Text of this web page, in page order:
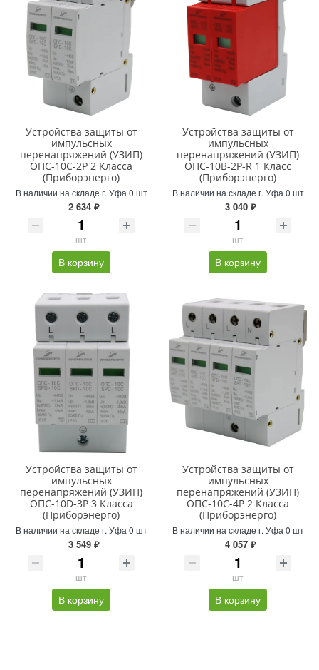
Устройства защиты от
импульсных
перенапряжений (УЗИП)
ОПС-10С-2Р 2 Класса
(Приборэнерго)
В наличии на складе г. Уфа 0 шт
2 634 ₽
шт
В корзину
Устройства защиты от
импульсных
перенапряжений (УЗИП)
ОПС-10В-2Р-R 1 Класс
(Приборэнерго)
В наличии на складе г. Уфа 0 шт
3 040 ₽
шт
В корзину
Устройства защиты от
импульсных
перенапряжений (УЗИП)
ОПС-10D-3Р 3 Класса
(Приборэнерго)
В наличии на складе г. Уфа 0 шт
3 549 ₽
шт
В корзину
Устройства защиты от
импульсных
перенапряжений (УЗИП)
ОПС-10С-4Р 2 Класса
(Приборэнерго)
В наличии на складе г. Уфа 0 шт
4 057 ₽
шт
В корзину